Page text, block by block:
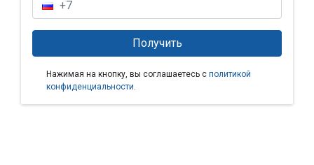
Нажимая на кнопку, вы соглашаетесь с политикой
конфиденциальности